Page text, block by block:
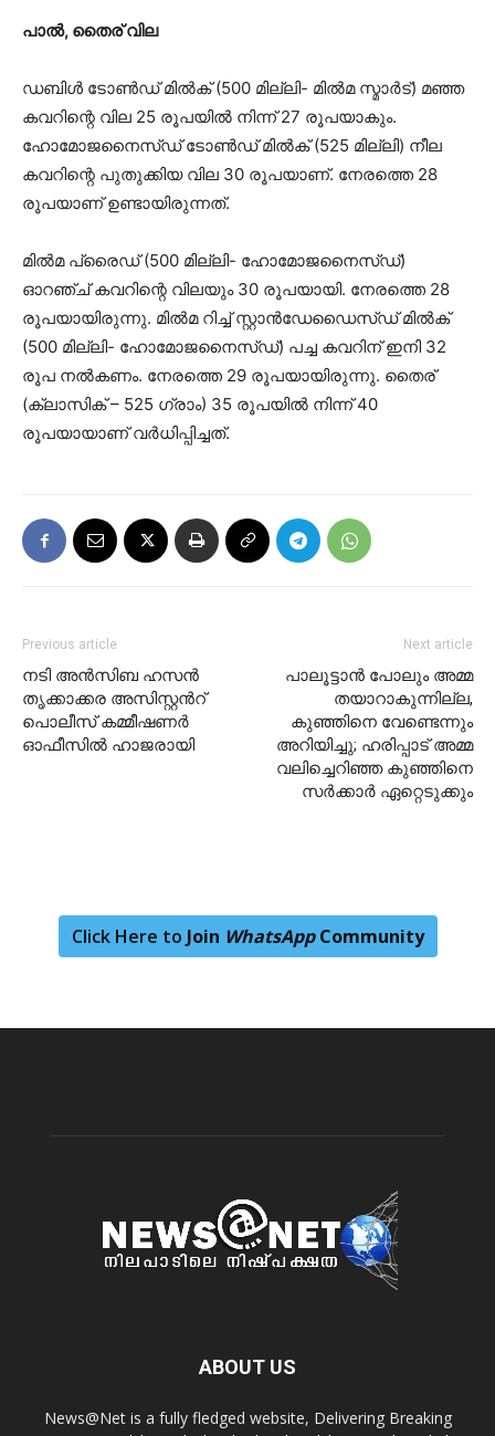
പാല്‍, തൈര് വില
ഡബിള്‍ ടോണ്‍ഡ് മില്‍ക് (500 മില്ലി- മില്‍മ സ്മാര്‍ട്) മഞ്ഞ
കവറിന്റെ വില 25 രൂപയില്‍ നിന്ന് 27 രൂപയാകും.
ഹോമോജനൈസ്ഡ് ടോണ്‍ഡ് മില്‍ക് (525 മില്ലി) നീല
കവറിന്റെ പുതുക്കിയ വില 30 രൂപയാണ്. നേരത്തെ 28
രൂപയാണ് ഉണ്ടായിരുന്നത്.
മില്‍മ പ്രൈഡ് (500 മില്ലി- ഹോമോജനൈസ്ഡ്)
ഓറഞ്ച് കവറിന്റെ വിലയും 30 രൂപയായി. നേരത്തെ 28
രൂപയായിരുന്നു. മില്‍മ റിച്ച് സ്റ്റാന്‍ഡേഡൈസ്ഡ് മില്‍ക്
(500 മില്ലി- ഹോമോജനൈസ്ഡ്) പച്ച കവറിന് ഇനി 32
രൂപ നല്‍കണം. നേരത്തെ 29 രൂപയായിരുന്നു. തൈര്
(ക്ലാസിക് – 525 ഗ്രാം) 35 രൂപയില്‍ നിന്ന് 40
രൂപയായാണ് വര്‍ധിപ്പിച്ചത്.
Previous article
നടി അൻസിബ ഹസൻ
തൃക്കാക്കര അസിസ്റ്റന്‍റ്
പൊലീസ് കമ്മീഷണർ
ഓഫീസിൽ ഹാജരായി
Next article
പാലൂട്ടാൻ പോലും അമ്മ
തയാറാകുന്നില്ല,
കുഞ്ഞിനെ വേണ്ടെന്നും
അറിയിച്ചു; ഹരിപ്പാട് അമ്മ
വലിച്ചെറിഞ്ഞ കുഞ്ഞിനെ
സർക്കാർ ഏറ്റെടുക്കും
Click Here to Join WhatsAppCommunity
ABOUT US
News@Net is a fully fledged website, Delivering Breaking